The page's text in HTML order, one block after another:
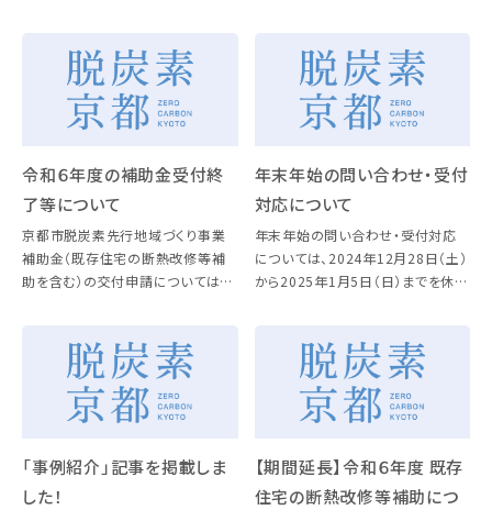
は、コチラをご確認ください！
認ください！
令和６年度の補助金受付終
了等について
京都市脱炭素先行地域づくり事業
補助金（既存住宅の断熱改修等補
助を含む）の交付申請については、
せします。 令和７年度の補助金に係
る情報については、募集開始時 […]
年末年始の問い合わせ・受付
対応について
年末年始の問い合わせ・受付対応
については、2024年12月28日（土）
から2025年1月5日（日）までを休業
再開いたします。
「事例紹介」記事を掲載しま
した！
【期間延長】令和６年度 既存
住宅の断熱改修等補助につ